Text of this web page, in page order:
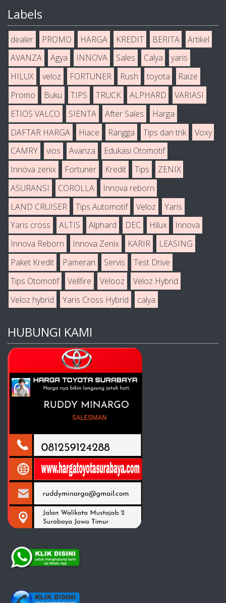
Labels
dealer PROMO HARGA KREDIT BERITA
Artikel
AVANZA
Agya INNOVA Sales Calya
yaris
HILUX
veloz FORTUNER Rush toyota
Raize
Promo
Buku TIPS TRUCK ALPHARD
VARIASI
ETIOS VALCO
SIENTA After Sales
Harga
DAFTAR HARGA
Hiace Rangga Tips dan trik
Voxy
CAMRY
vios Avanza
Edukasi Otomotif
Innova zenix
Fortuner Kredit Tips
ZENIX
ASURANSI
COROLLA
Innova reborn
LAND CRUISER
Tips Automotif Veloz
Yaris
Yaris cross
ALTIS Alphard DEC Hilux
Innova
Innova Reborn
Innova Zenix KARIR
LEASING
Paket Kredit
Pameran Servis
Test Drive
Tips Otomotif
Vellfire Velooz
Veloz Hybrid
Veloz hybrid
Yaris Cross Hybrid calya
HUBUNGI KAMI